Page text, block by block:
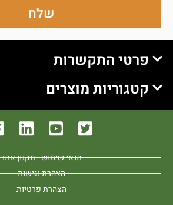
שלח
פרטי התקשרות
קטגוריות מוצרים
תנאי שימוש - תקנון אתר
הצהרת נגישות
הצהרת פרטיות